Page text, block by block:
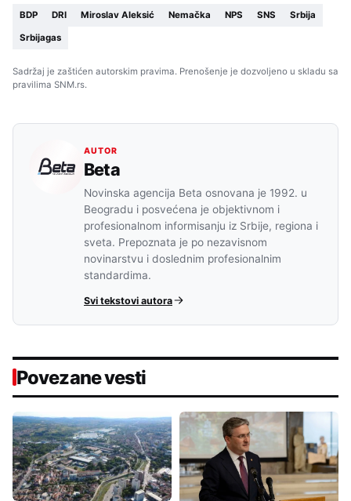
BDP DRI Miroslav Aleksić Nemačka NPS SNS Srbija
Srbijagas
Sadržaj je zaštićen autorskim pravima. Prenošenje je dozvoljeno u skladu sa
pravilima SNM.rs.
AUTOR
Beta
Novinska agencija Beta osnovana je 1992. u
Beogradu i posvećena je objektivnom i
profesionalnom informisanju iz Srbije, regiona i
sveta. Prepoznata je po nezavisnom
novinarstvu i doslednim profesionalnim
standardima.
Svi tekstovi autora
Povezane vesti